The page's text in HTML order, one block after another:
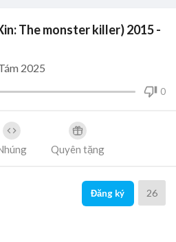
The monster killer) 2015 -
0
2025
Quyên tặng
Đăng ký 26